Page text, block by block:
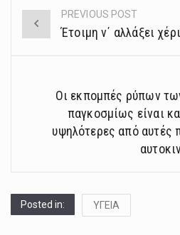
Post
navigation
PREVIOUS POST
Έτοιμη ν΄ αλλάξει
Οι εκπομπές ρύπων
παγκοσμίως είναι
υψηλότερες από αυτές
Posted in: ΥΓΕΙΑ